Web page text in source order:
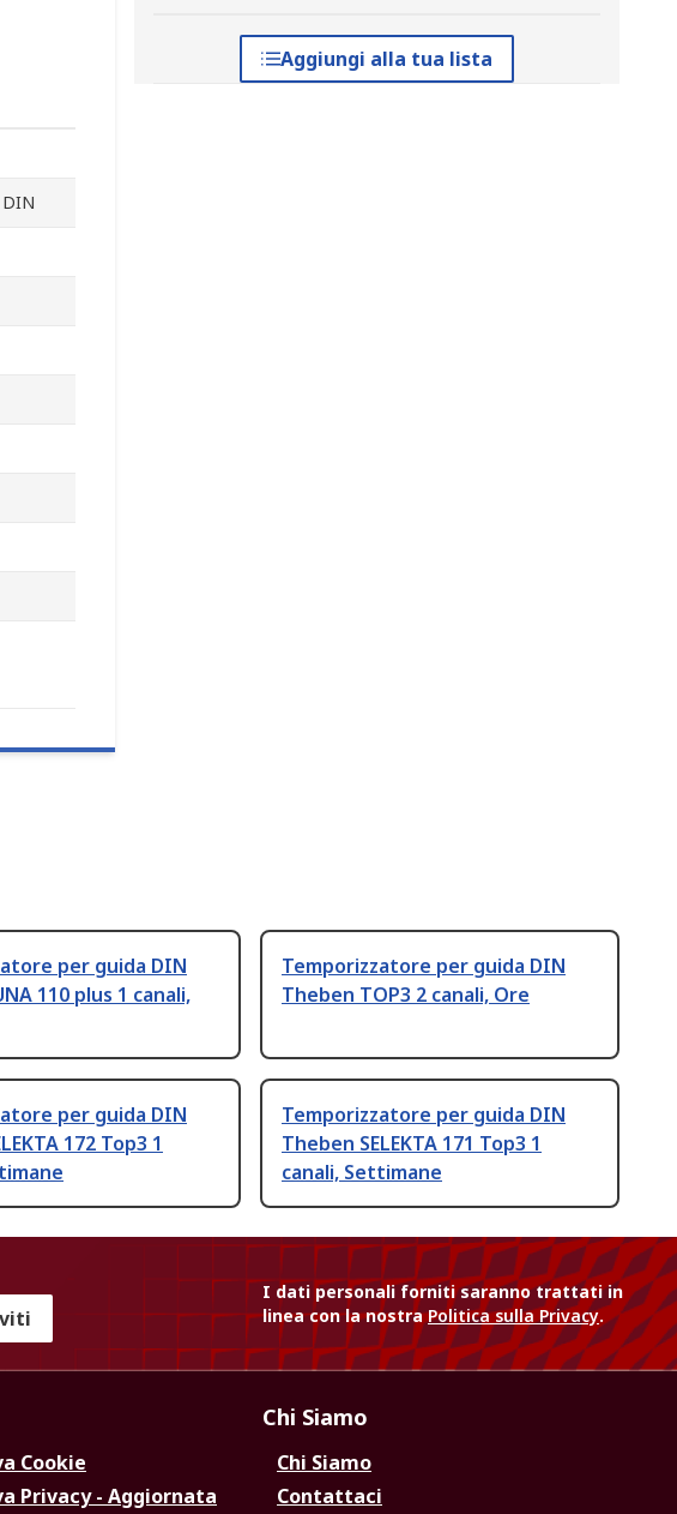
Aggiungi alla tua lista
per guida DIN
110 plus 1 canali,
Temporizzatore per guida DIN
Theben TOP3 2 canali, Ore
per guida DIN
172 Top3 1
Temporizzatore per guida DIN
Theben SELEKTA 171 Top3 1
canali, Settimane
I dati personali forniti saranno trattati in
linea con la nostraPolitica sulla Privacy.
Cookie
Privacy - Aggiornata
Chi Siamo
Chi Siamo
Contattaci